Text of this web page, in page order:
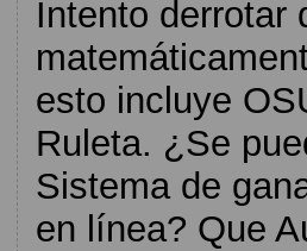
Intento derrotar
esto incluye
Ruleta. ¿Se
Sistema de
en línea? Que